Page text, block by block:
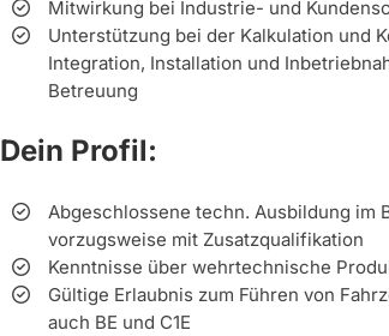
Mitwirkung bei Industrie- und
Unterstützung bei der Kalkulation und
Integration, Installation und
Betreuung
Dein Profil:
Abgeschlossene techn. Ausbildung im
vorzugsweise mit Zusatzqualifikation
Kenntnisse über wehrtechnische
Gültige Erlaubnis zum Führen von
auch BE und C1E